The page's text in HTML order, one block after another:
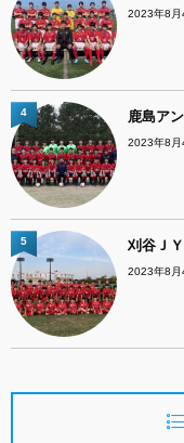
2023年8月
鹿島ア
2023年8月
4
刈谷ＪＹ
2023年8月
5